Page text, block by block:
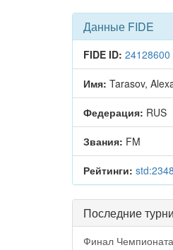
Данные FIDE
FIDE ID: 24128600
Имя: Tarasov,
Федерация: RUS
Звания: FM
Рейтинги: std:2348
Последние
Финал